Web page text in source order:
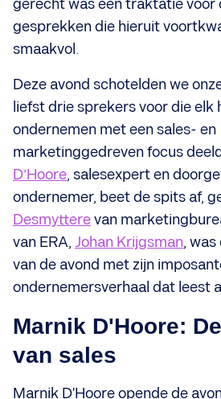
gerecht was een traktatie voor
gesprekken die hieruit
smaakvol.
Deze avond schotelden we
liefst drie sprekers voor die elk
ondernemen met een sales- en
marketinggedreven focus
D’Hoore, salesexpert en
ondernemer, beet de spits af,
Desmytterevan
van ERA, Johan Krijgsman,
van de avond met zijn
ondernemersverhaal dat leest
Marnik D'Hoore:
van sales
Marnik D'Hoore opende de